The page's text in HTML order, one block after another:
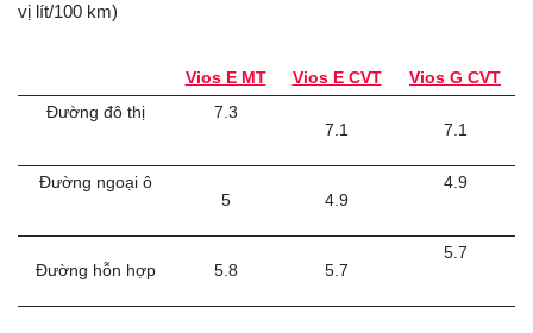
vị lít/100 km)
Vios E MT Vios E CVT
Vios G CVT
Đường đô thị
7.3
7.1
7.1
Đường ngoại ô
5
4.9
4.9
Đường hỗn hợp 5.8 5.7
5.7